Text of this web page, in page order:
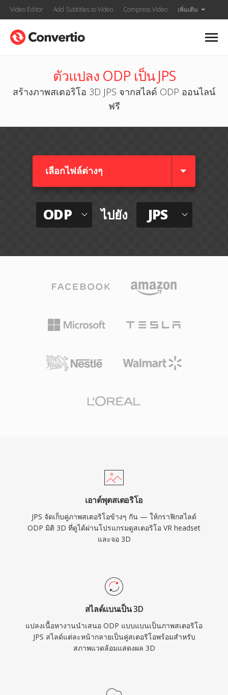
Video Editor Add Subtitles to Video Compress Video เพิ่มเติม
ตัวแปลง ODP เป็น JPS
สร้างภาพสเตอริโอ 3D JPS จากสไลด์ ODP ออนไลน์
ฟรี
เลือกไฟล์ต่างๆ​
ODP ไปยัง JPS
เอาต์พุตสเตอริโอ
JPS จัดเก็บคู่ภาพสเตอริโอข้างๆ กัน — ให้กราฟิกสไลด์
ODP มิติ 3D ที่ดูได้ผ่านโปรแกรมดูสเตอริโอ VR headset
และจอ 3D
สไลด์แบนเป็น 3D
แปลงเนื้อหางานนำเสนอ ODP แบบแบนเป็นภาพสเตอริโอ
JPS สไลด์แต่ละหน้ากลายเป็นคู่สเตอริโอพร้อมสำหรับ
สภาพแวดล้อมแสดงผล 3D